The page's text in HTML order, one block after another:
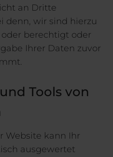
an Dritte
denn, wir sind hierzu
berechtigt oder
Ihrer Daten zuvor
Tools von
Website kann Ihr
ausgewertet